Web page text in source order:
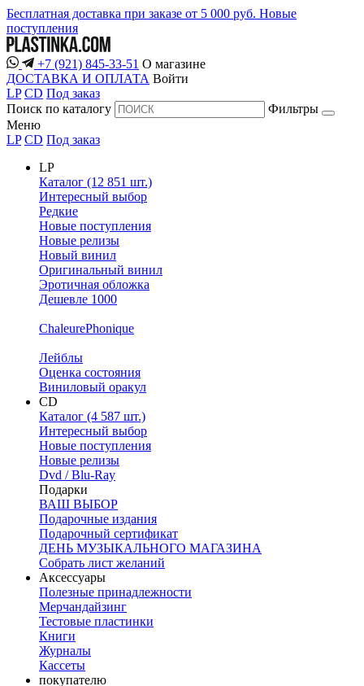
Бесплатная доставка при заказе от 5 000 руб. Новые
поступления
+7 (921) 845-33-51 О магазине
ДОСТАВКА И ОПЛАТА Войти
LP CD Под заказ
Поиск по каталогу
Фильтры
Меню
LP CD Под заказ
LP
Каталог (12 851 шт.)
Интересный выбор
Редкие
Новые поступления
Новые релизы
Новый винил
Оригинальный винил
Эротичная обложка
Дешевле 1000
ChaleurePhonique
Лейблы
Оценка состояния
Виниловый оракул
CD
Каталог (4 587 шт.)
Интересный выбор
Новые поступления
Новые релизы
Dvd / Blu-Ray
Подарки
ВАШ ВЫБОР
Подарочные издания
Подарочный сертификат
ДЕНЬ МУЗЫКАЛЬНОГО МАГАЗИНА
Собрать лист желаний
Аксессуары
Полезные принадлежности
Мерчандайзинг
Тестовые пластинки
Книги
Журналы
Кассеты
покупателю